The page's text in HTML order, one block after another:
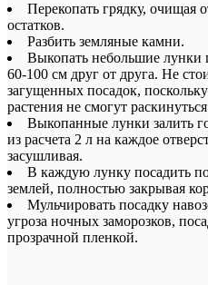
Перекопать грядку, очищая
остатков.
Разбить земляные камни.
Выкопать небольшие лунки
60-100 см друг от друга. Не
загущенных посадок,
растения не смогут
Выкопанные лунки залить
из расчета 2 л на каждое
засушливая.
В каждую лунку посадить
землей, полностью закрывая
Мульчировать посадку
угроза ночных заморозков,
прозрачной пленкой.